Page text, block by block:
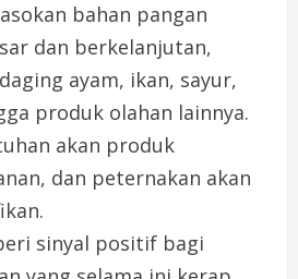
bahan pangan
dan berkelanjutan,
ayam, ikan, sayur,
produk olahan lainnya.
akan produk
dan peternakan akan
sinyal positif bagi